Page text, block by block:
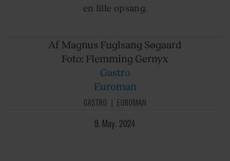
en lille opsang.
Af Magnus Fuglsang Søgaard
Foto: Flemming Gernyx
Gastro
Euroman
GASTRO
EUROMAN
9. May. 2024